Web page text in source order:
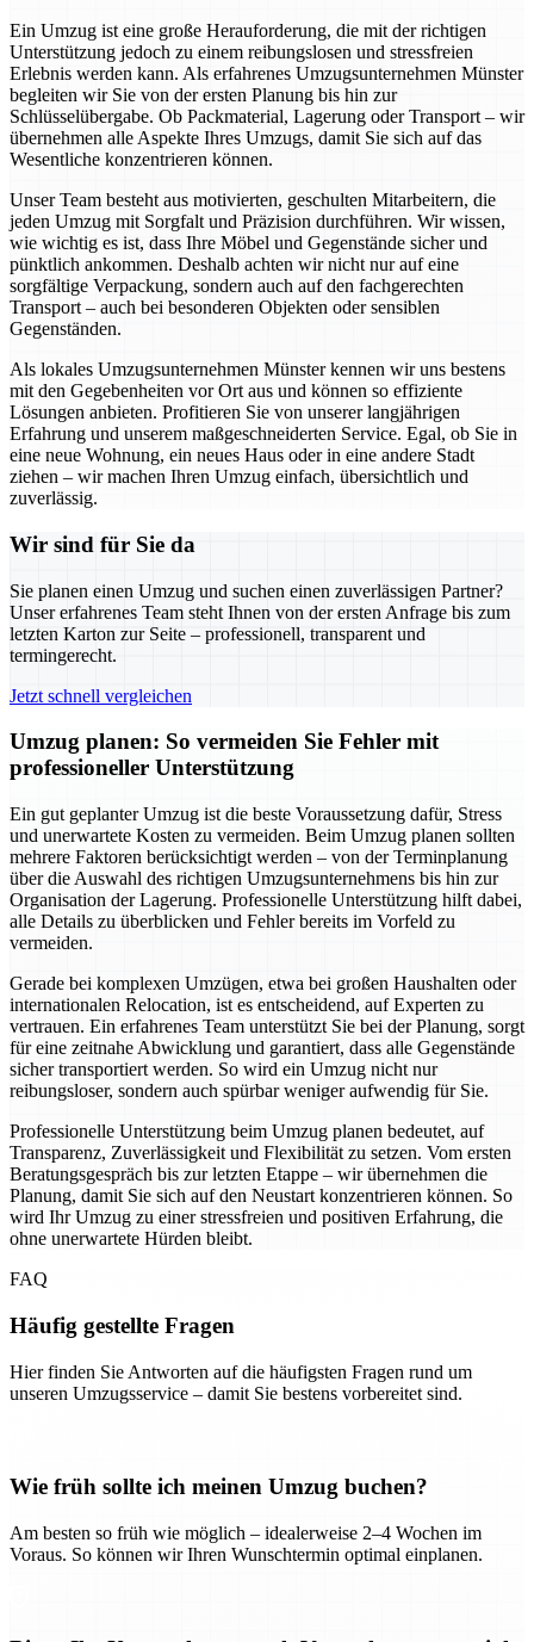
Ein Umzug ist eine große Herauforderung, die mit der richtigen
Unterstützung jedoch zu einem reibungslosen und stressfreien
Erlebnis werden kann. Als erfahrenes Umzugsunternehmen Münster
begleiten wir Sie von der ersten Planung bis hin zur
Schlüsselübergabe. Ob Packmaterial, Lagerung oder Transport – wir
übernehmen alle Aspekte Ihres Umzugs, damit Sie sich auf das
Wesentliche konzentrieren können.
Unser Team besteht aus motivierten, geschulten Mitarbeitern, die
jeden Umzug mit Sorgfalt und Präzision durchführen. Wir wissen,
wie wichtig es ist, dass Ihre Möbel und Gegenstände sicher und
pünktlich ankommen. Deshalb achten wir nicht nur auf eine
sorgfältige Verpackung, sondern auch auf den fachgerechten
Transport – auch bei besonderen Objekten oder sensiblen
Gegenständen.
Als lokales Umzugsunternehmen Münster kennen wir uns bestens
mit den Gegebenheiten vor Ort aus und können so effiziente
Lösungen anbieten. Profitieren Sie von unserer langjährigen
Erfahrung und unserem maßgeschneiderten Service. Egal, ob Sie in
eine neue Wohnung, ein neues Haus oder in eine andere Stadt
ziehen – wir machen Ihren Umzug einfach, übersichtlich und
zuverlässig.
Wir sind für Sie da
Sie planen einen Umzug und suchen einen zuverlässigen Partner?
Unser erfahrenes Team steht Ihnen von der ersten Anfrage bis zum
letzten Karton zur Seite – professionell, transparent und
termingerecht.
Jetzt schnell vergleichen
Umzug planen: So vermeiden Sie Fehler mit
professioneller Unterstützung
Ein gut geplanter Umzug ist die beste Voraussetzung dafür, Stress
und unerwartete Kosten zu vermeiden. Beim Umzug planen sollten
mehrere Faktoren berücksichtigt werden – von der Terminplanung
über die Auswahl des richtigen Umzugsunternehmens bis hin zur
Organisation der Lagerung. Professionelle Unterstützung hilft dabei,
alle Details zu überblicken und Fehler bereits im Vorfeld zu
vermeiden.
Gerade bei komplexen Umzügen, etwa bei großen Haushalten oder
internationalen Relocation, ist es entscheidend, auf Experten zu
vertrauen. Ein erfahrenes Team unterstützt Sie bei der Planung, sorgt
für eine zeitnahe Abwicklung und garantiert, dass alle Gegenstände
sicher transportiert werden. So wird ein Umzug nicht nur
reibungsloser, sondern auch spürbar weniger aufwendig für Sie.
Professionelle Unterstützung beim Umzug planen bedeutet, auf
Transparenz, Zuverlässigkeit und Flexibilität zu setzen. Vom ersten
Beratungsgespräch bis zur letzten Etappe – wir übernehmen die
Planung, damit Sie sich auf den Neustart konzentrieren können. So
wird Ihr Umzug zu einer stressfreien und positiven Erfahrung, die
ohne unerwartete Hürden bleibt.
FAQ
Häufig gestellte Fragen
Hier finden Sie Antworten auf die häufigsten Fragen rund um
unseren Umzugsservice – damit Sie bestens vorbereitet sind.
Wie früh sollte ich meinen Umzug buchen?
Am besten so früh wie möglich – idealerweise 2–4 Wochen im
Voraus. So können wir Ihren Wunschtermin optimal einplanen.